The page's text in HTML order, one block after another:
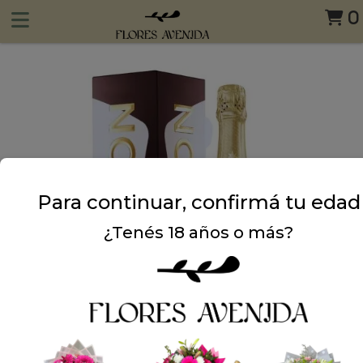
0
Para continuar, confirmá tu edad
¿Tenés 18 años o más?